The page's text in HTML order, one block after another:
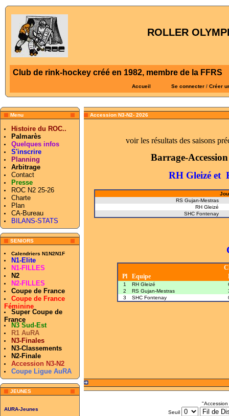
ROLLER
Club de rink-hockey créé en 1982, membre de la FFRS
Accueil Se connecter / Créer
Menu
Histoire du ROC..
Palmarès
Quelques infos
S'inscrire
Planning
Arbitrage
Contact
Presse
ROC N2 25-26
Charte
Plan
CA-Bureau
BILANS-STATS
SENIORS
Calendriers N1N2N1F
N1-Elite
N1-FILLES
N2
N2-FILLES
Coupe de France
Coupe de France
Féminine
Super Coupe de
France
N3 Sud-Est
R1 AuRA
N3-Finales
N3-Classements
N2-Finale
Accession N3-N2
Coupe Ligue AuRA
JEUNES
AURA-Jeunes
Accession N3-N2- 2026
voir les résultats des saisons
Barrage-
RH Gleizé et
RS Gujan-Mestras
RH Gleizé
SHC Fontenay
Pl
Equipe
1 RH Gleizé
2
RS Gujan-Mestras
3
SHC Fontenay
Seuil